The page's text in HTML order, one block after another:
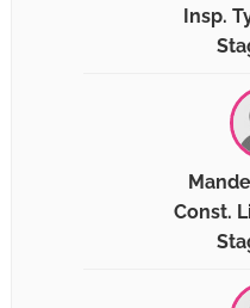
Insp.
Const.